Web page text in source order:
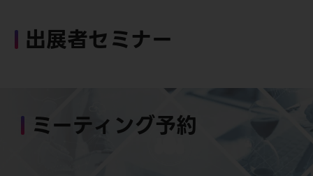
出展者セミナー
ミーティング予約